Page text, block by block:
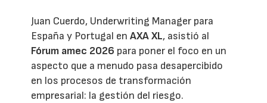
Juan Cuerdo, Underwriting Manager para
España y Portugal enAXA XL, asistió al
Fórum amec 2026 para poner el foco en un
aspecto que a menudo pasa desapercibido
en los procesos de transformación
empresarial: la gestión del riesgo.